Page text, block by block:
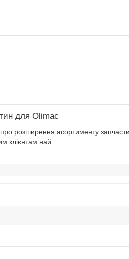
для Olimac
розширення асортименту
клієнтам най..